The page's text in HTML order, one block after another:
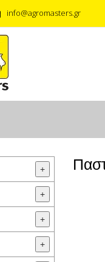
info@agromasters.gr
+
+
+
+